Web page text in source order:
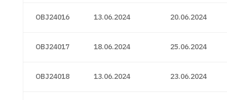
OBJ24016 13.06.2024 20.06.2024
OBJ24017 18.06.2024 25.06.2024
OBJ24018 13.06.2024 23.06.2024